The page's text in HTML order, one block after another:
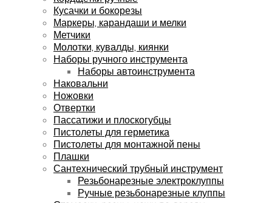
Кусачки и бокорезы
Маркеры, карандаши и мелки
Метчики
Молотки, кувалды, киянки
Наборы ручного инструмента
Наборы автоинструмента
Наковальни
Ножовки
Отвертки
Пассатижи и плоскогубцы
Пистолеты для герметика
Пистолеты для монтажной пены
Плашки
Сантехнический трубный инструмент
Резьбонарезные электроклуппы
Ручные резьбонарезные клуппы